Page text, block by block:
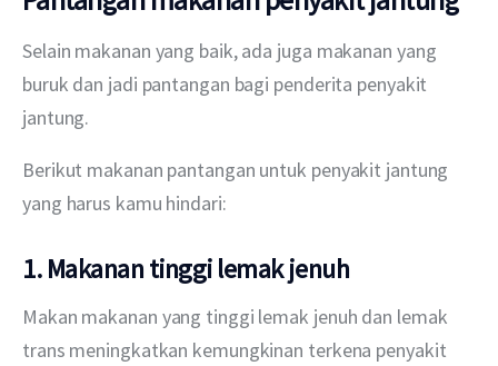
Selain makanan yang baik, ada juga makanan yang
buruk dan jadi pantangan bagi penderita penyakit
jantung.
Berikut makanan pantangan untuk penyakit jantung
yang harus kamu hindari:
1. Makanan tinggi lemak jenuh
Makan makanan yang tinggi lemak jenuh dan lemak
trans meningkatkan kemungkinan terkena penyakit